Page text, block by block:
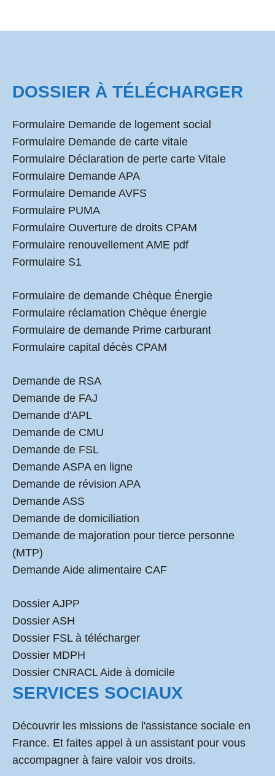
DOSSIER À TÉLÉCHARGER
Formulaire Demande de logement social
Formulaire Demande de carte vitale
Formulaire Déclaration de perte carte Vitale
Formulaire Demande APA
Formulaire Demande AVFS
Formulaire PUMA
Formulaire Ouverture de droits CPAM
Formulaire renouvellement AME pdf
Formulaire S1
Formulaire de demande Chèque Énergie
Formulaire réclamation Chèque énergie
Formulaire de demande Prime carburant
Formulaire capital décès CPAM
Demande de RSA
Demande de FAJ
Demande d'APL
Demande de CMU
Demande de FSL
Demande ASPA en ligne
Demande de révision APA
Demande ASS
Demande de domiciliation
Demande de majoration pour tierce personne
(MTP)
Demande Aide alimentaire CAF
Dossier AJPP
Dossier ASH
Dossier FSL à télécharger
Dossier MDPH
Dossier CNRACL Aide à domicile
SERVICES SOCIAUX
Découvrir les missions de l'assistance sociale en
France. Et faites appel à un assistant pour vous
accompagner à faire valoir vos droits.